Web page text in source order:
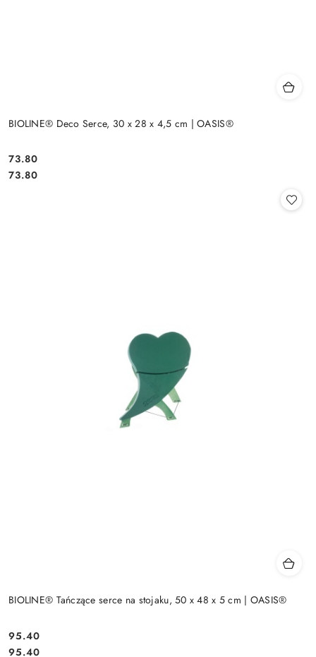
BIOLINE® Deco Serce, 30 x 28 x 4,5 cm | OASIS®
Cena:
73.80
Cena:
73.80
BIOLINE® Tańczące serce na stojaku, 50 x 48 x 5 cm | OASIS®
Cena:
95.40
Cena:
95.40